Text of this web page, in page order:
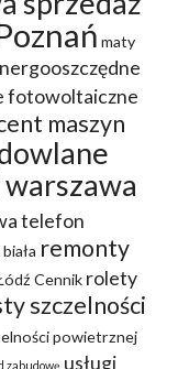
maty
fotowoltaiczne
maszyn
telefon
remonty
Cennik rolety
szczelności
powietrznej
zabudowę usługi